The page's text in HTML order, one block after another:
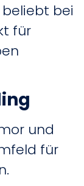
bei
für
und
für